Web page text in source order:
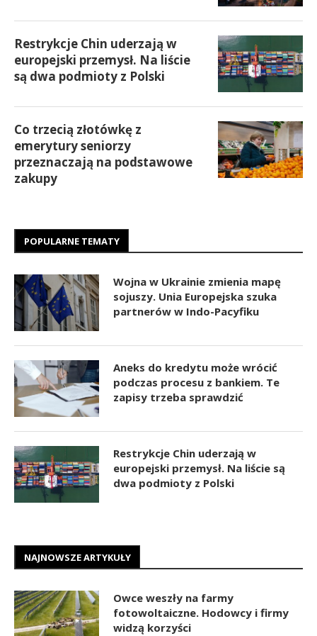
Restrykcje Chin uderzają w
europejski przemysł. Na liście
są dwa podmioty z Polski
Co trzecią złotówkę z
emerytury seniorzy
przeznaczają na podstawowe
zakupy
POPULARNE TEMATY
Wojna w Ukrainie zmienia mapę
sojuszy. Unia Europejska szuka
partnerów w Indo-Pacyfiku
Aneks do kredytu może wrócić
podczas procesu z bankiem. Te
zapisy trzeba sprawdzić
Restrykcje Chin uderzają w
europejski przemysł. Na liście są
dwa podmioty z Polski
NAJNOWSZE ARTYKUŁY
Owce weszły na farmy
fotowoltaiczne. Hodowcy i firmy
widzą korzyści